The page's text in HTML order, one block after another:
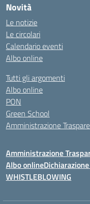
Novità
Le notizie
Le circolari
Calendario eventi
Albo online
Tutti gli argomenti
Albo online
PON
Green School
Amministrazione
Amministrazione
Albo online
WHISTLEBLOWING